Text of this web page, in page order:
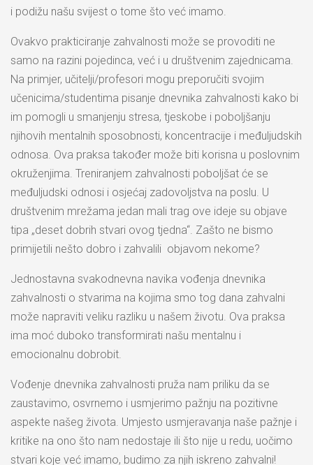
i podižu našu svijest o tome što već imamo.
Ovakvo prakticiranje zahvalnosti može se provoditi ne
samo na razini pojedinca, već i u društvenim zajednicama.
Na primjer, učitelji/profesori mogu preporučiti svojim
učenicima/studentima pisanje dnevnika zahvalnosti kako bi
im pomogli u smanjenju stresa, tjeskobe i poboljšanju
njihovih mentalnih sposobnosti, koncentracije i međuljudskih
odnosa. Ova praksa također može biti korisna u poslovnim
okruženjima. Treniranjem zahvalnosti poboljšat će se
međuljudski odnosi i osjećaj zadovoljstva na poslu. U
društvenim mrežama jedan mali trag ove ideje su objave
tipa „deset dobrih stvari ovog tjedna“. Zašto ne bismo
primijetili nešto dobro i zahvalili objavom nekome?
Jednostavna svakodnevna navika vođenja dnevnika
zahvalnosti o stvarima na kojima smo tog dana zahvalni
može napraviti veliku razliku u našem životu. Ova praksa
ima moć duboko transformirati našu mentalnu i
emocionalnu dobrobit.
Vođenje dnevnika zahvalnosti pruža nam priliku da se
zaustavimo, osvrnemo i usmjerimo pažnju na pozitivne
aspekte našeg života. Umjesto usmjeravanja naše pažnje i
kritike na ono što nam nedostaje ili što nije u redu, uočimo
stvari koje već imamo, budimo za njih iskreno zahvalni!